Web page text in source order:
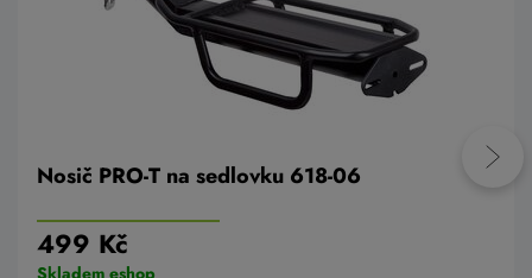
Nosič PRO-T na sedlovku 618-06
499 Kč
Skladem eshop